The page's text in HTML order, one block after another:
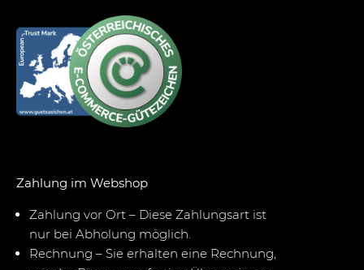
Zahlung im Webshop
Zahlung vor Ort – Diese Zahlungsart ist
nur bei Abholung möglich.
Rechnung – Sie erhalten eine Rechnung,